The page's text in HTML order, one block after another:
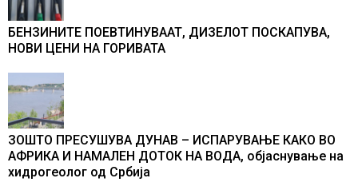
БЕНЗИНИТЕ ПОЕВТИНУВААТ, ДИЗЕЛОТ ПОСКАПУВА,
НОВИ ЦЕНИ НА ГОРИВАТА
ЗОШТО ПРЕСУШУВА ДУНАВ – ИСПАРУВАЊЕ КАКО ВО
АФРИКА И НАМАЛЕН ДОТОК НА ВОДА, објаснување на
хидрогеолог од Србија